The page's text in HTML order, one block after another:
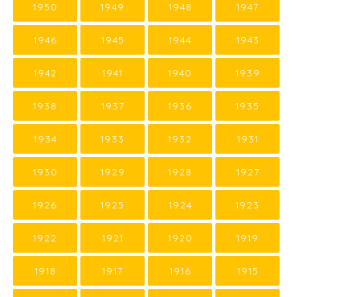
1950 1949 1948 1947
1946 1945 1944 1943
1942 1941 1940 1939
1938 1937 1936 1935
1934 1933 1932 1931
1930 1929 1928 1927
1926 1925 1924 1923
1922 1921 1920 1919
1918 1917 1916 1915